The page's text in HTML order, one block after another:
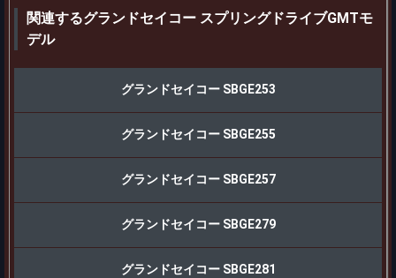
関連するグランドセイコー スプリングドライブGMTモ
デル
グランドセイコー SBGE253
グランドセイコー SBGE255
グランドセイコー SBGE257
グランドセイコー SBGE279
グランドセイコー SBGE281